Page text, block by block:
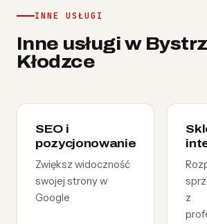
INNE USŁUGI
Inne usługi w
Kłodzce
SEO i
pozycjonowanie
Zwiększ widoczność
swojej strony w
Google
z